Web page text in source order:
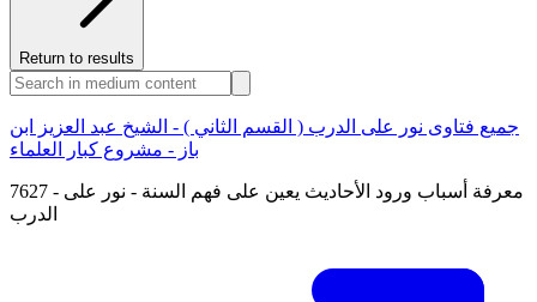
Return to results
جميع فتاوى نور على الدرب ( القسم الثاني ) - الشيخ عبد العزيز ابن
باز - مشروع كبار العلماء
7627 - معرفة أسباب ورود الأحاديث يعين على فهم السنة - نور على
الدرب